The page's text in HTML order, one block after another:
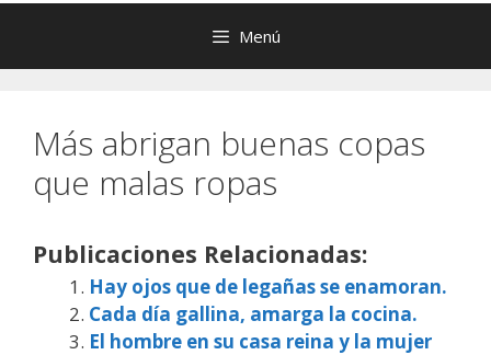
Menú
Más abrigan buenas copas
que malas ropas
Publicaciones Relacionadas:
Hay ojos que de legañas se enamoran.
Cada día gallina, amarga la cocina.
El hombre en su casa reina y la mujer